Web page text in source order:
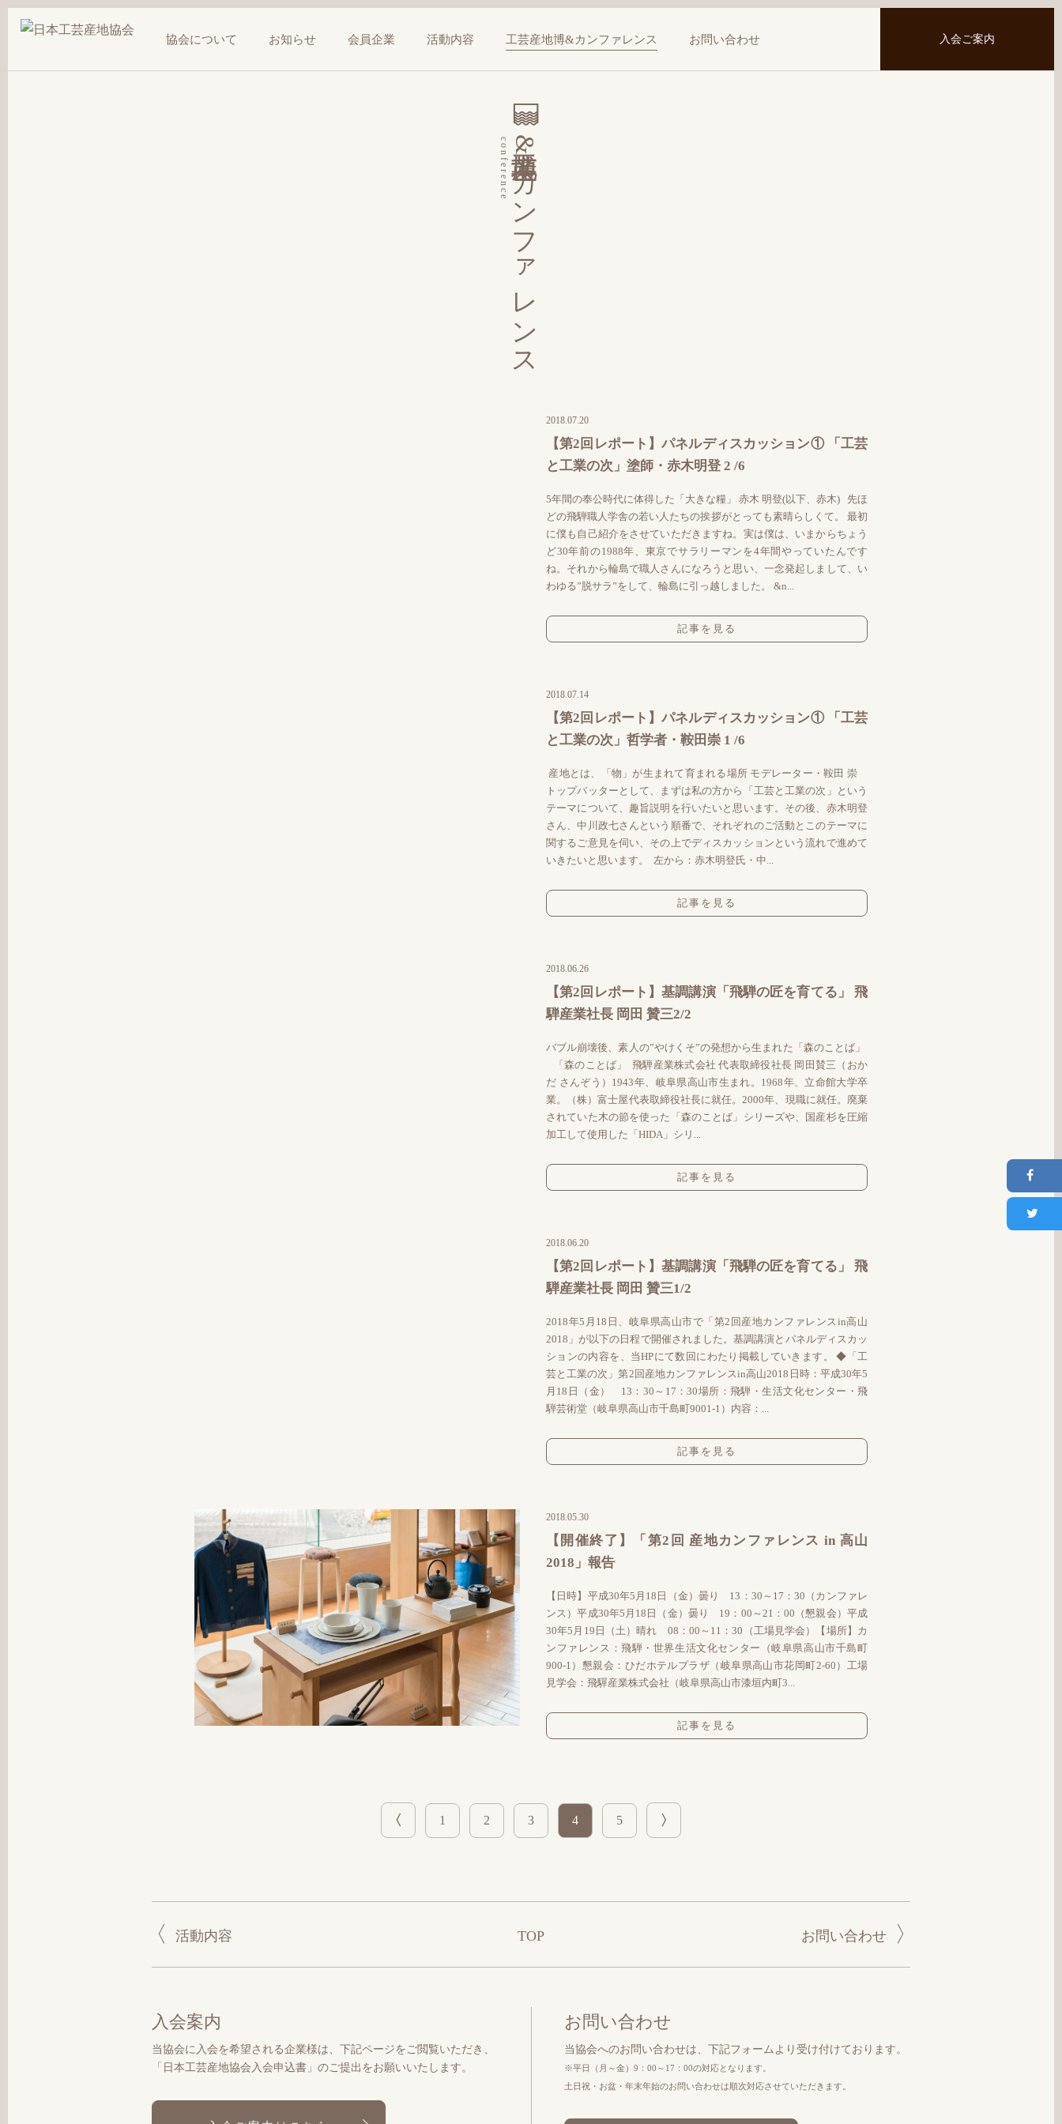
協会について お知らせ 会員企業 活動内容 工芸産地博&カンファレンス お問い合わせ 入会ご案内
工芸産地博&カンファレンス
conference
2018.07.20
【第2回レポート】パネルディスカッション① 「工芸
と工業の次」塗師・赤木明登 2 /6
5年間の奉公時代に体得した「大きな糧」 赤木 明登(以下、赤木) 先ほ
どの飛騨職人学舎の若い人たちの挨拶がとっても素晴らしくて。 最初
に僕も自己紹介をさせていただきますね。実は僕は、いまからちょう
ど30年前の1988年、東京でサラリーマンを4年間やっていたんです
ね。それから輪島で職人さんになろうと思い、一念発起しまして、い
わゆる”脱サラ”をして、輪島に引っ越しました。 &n...
記事を見る
2018.07.14
【第2回レポート】パネルディスカッション① 「工芸
と工業の次」哲学者・鞍田崇 1 /6
産地とは、「物」が生まれて育まれる場所 モデレーター・鞍田 崇
トップバッターとして、まずは私の方から「工芸と工業の次」という
テーマについて、趣旨説明を行いたいと思います。その後、赤木明登
さん、中川政七さんという順番で、それぞれのご活動とこのテーマに
関するご意見を伺い、その上でディスカッションという流れで進めて
いきたいと思います。 左から：赤木明登氏・中...
記事を見る
2018.06.26
【第2回レポート】基調講演「飛騨の匠を育てる」 飛
騨産業社長 岡田 贊三2/2
バブル崩壊後、素人の”やけくそ”の発想から生まれた「森のことば」
「森のことば」 飛騨産業株式会社 代表取締役社長 岡田賛三（おか
だ さんぞう）1943年、岐阜県高山市生まれ。1968年、立命館大学卒
業。（株）富士屋代表取締役社長に就任。2000年、現職に就任。廃棄
されていた木の節を使った「森のことば」シリーズや、国産杉を圧縮
加工して使用した「HIDA」シリ...
記事を見る
2018.06.20
【第2回レポート】基調講演「飛騨の匠を育てる」 飛
騨産業社長 岡田 贊三1/2
2018年5月18日、岐阜県高山市で「第2回産地カンファレンスin高山
2018」が以下の日程で開催されました。基調講演とパネルディスカッ
ションの内容を、当HPにて数回にわたり掲載していきます。 ◆「工
芸と工業の次」第2回産地カンファレンスin高山2018日時：平成30年5
月18日（金） 13：30～17：30場所：飛騨・生活文化センター・飛
騨芸術堂（岐阜県高山市千島町9001-1）内容：...
記事を見る
2018.05.30
【開催終了】「第2回 産地カンファレンス in 高山
2018」報告
【日時】平成30年5月18日（金）曇り 13：30～17：30（カンファレ
ンス）平成30年5月18日（金）曇り 19：00～21：00（懇親会）平成
30年5月19日（土）晴れ 08：00～11：30（工場見学会）【場所】カ
ンファレンス：飛騨・世界生活文化センター（岐阜県高山市千島町
900-1）懇親会：ひだホテルプラザ（岐阜県高山市花岡町2-60）工場
見学会：飛驒産業株式会社（岐阜県高山市漆垣内町3...
記事を見る
1 2 3 4 5
活動内容 TOP お問い合わせ
入会案内
当協会に入会を希望される企業様は、下記ページをご閲覧いただき、
「日本工芸産地協会入会申込書」のご提出をお願いいたします。
お問い合わせ
当協会へのお問い合わせは、下記フォームより受け付けております。
※平日（月～金）9：00～17：00の対応となります。
土日祝・お盆・年末年始のお問い合わせは順次対応させていただきます。